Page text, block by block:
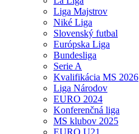
Liga Majstrov
Niké Liga
Slovenský futbal
Európska Liga
Bundesliga
Serie A
Kvalifikácia MS 2026
Liga Národov
EURO 2024
Konferenčná liga
MS klubov 2025
EURO U21